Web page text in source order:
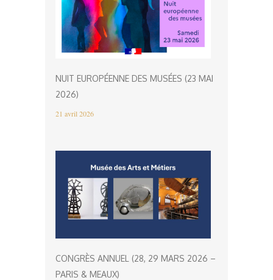
NUIT EUROPÉENNE DES MUSÉES (23 MAI
2026)
21 avril 2026
CONGRÈS ANNUEL (28, 29 MARS 2026 –
PARIS & MEAUX)